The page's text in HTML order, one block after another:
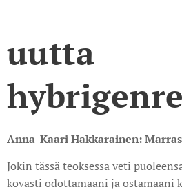
uutta
Anna-Kaari Hakkarainen:
Jokin tässä teoksessa veti
kovasti odottamaani ja ostamaani